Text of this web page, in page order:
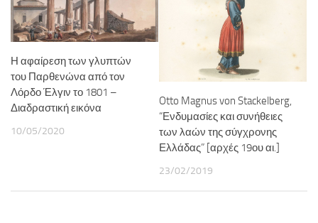
Η αφαίρεση των γλυπτών
του Παρθενώνα από τον
Λόρδο Έλγιν το 1801 –
Διαδραστική εικόνα
10/05/2020
Otto Magnus von Stackelberg,
“Ενδυμασίες και συνήθειες
των λαών της σύγχρονης
Ελλάδας” [αρχές 19ου αι.]
23/02/2019